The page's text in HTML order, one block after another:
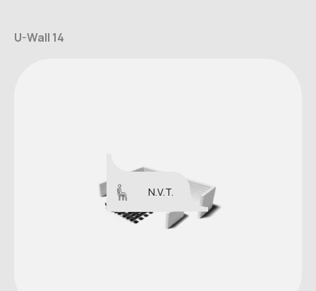
U-Wall 14
N.V.T.